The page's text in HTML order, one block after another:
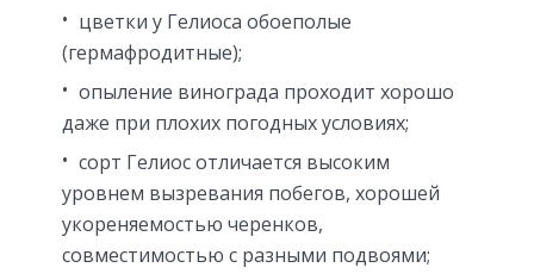
цветки у Гелиоса обоеполые
(гермафродитные);
опыление винограда проходит хорошо
даже при плохих погодных условиях;
сорт Гелиос отличается высоким
уровнем вызревания побегов, хорошей
укореняемостью черенков,
совместимостью с разными подвоями;